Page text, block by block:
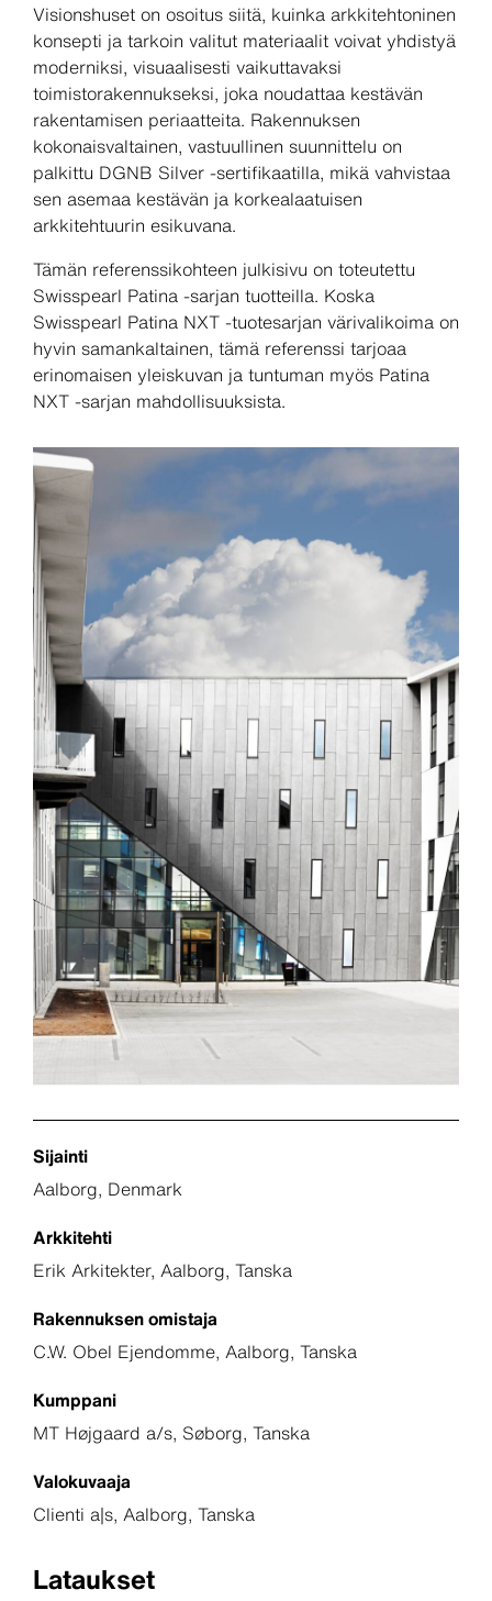
Visionshuset on osoitus siitä, kuinka arkkitehtoninen
konsepti ja tarkoin valitut materiaalit voivat yhdistyä
moderniksi, visuaalisesti vaikuttavaksi
toimistorakennukseksi, joka noudattaa kestävän
rakentamisen periaatteita. Rakennuksen
kokonaisvaltainen, vastuullinen suunnittelu on
palkittu DGNB Silver -sertifikaatilla, mikä vahvistaa
sen asemaa kestävän ja korkealaatuisen
arkkitehtuurin esikuvana.
Tämän referenssikohteen julkisivu on toteutettu
Swisspearl Patina -sarjan tuotteilla. Koska
Swisspearl Patina NXT -tuotesarjan värivalikoima on
hyvin samankaltainen, tämä referenssi tarjoaa
erinomaisen yleiskuvan ja tuntuman myös Patina
NXT -sarjan mahdollisuuksista.
Sijainti
Aalborg, Denmark
Arkkitehti
Erik Arkitekter, Aalborg, Tanska
Rakennuksen omistaja
C.W. Obel Ejendomme, Aalborg, Tanska
Kumppani
MT Højgaard a/s, Søborg, Tanska
Valokuvaaja
Clienti a|s, Aalborg, Tanska
Lataukset